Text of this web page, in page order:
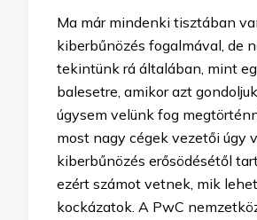
Ma már mindenki tisztában
kiberbűnözés fogalmával, de
tekintünk rá általában, mint
balesetre, amikor azt
úgysem velünk fog
most nagy cégek vezetői úgy
kiberbűnözés erősödésétől
ezért számot vetnek, mik
kockázatok. A PwC